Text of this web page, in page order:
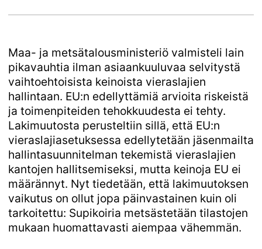
Maa- ja metsätalousministeriö valmisteli lain
pikavauhtia ilman asiaankuuluvaa selvitystä
vaihtoehtoisista keinoista vieraslajien
hallintaan. EU:n edellyttämiä arvioita riskeistä
ja toimenpiteiden tehokkuudesta ei tehty.
Lakimuutosta perusteltiin sillä, että EU:n
vieraslajiasetuksessa edellytetään jäsenmailta
hallintasuunnitelman tekemistä vieraslajien
kantojen hallitsemiseksi, mutta keinoja EU ei
määrännyt. Nyt tiedetään, että lakimuutoksen
vaikutus on ollut jopa päinvastainen kuin oli
tarkoitettu: Supikoiria metsästetään tilastojen
mukaan huomattavasti aiempaa vähemmän.